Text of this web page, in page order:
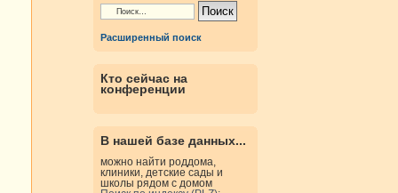
Расширенный поиск
Кто сейчас на
конференции
В нашей базе данных...
можно найти роддома,
клиники, детские сады и
школы рядом с домом